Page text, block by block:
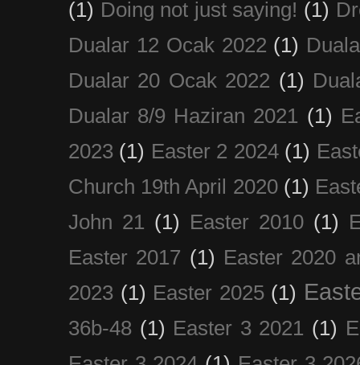
(1) Doing not just saying! (1)
Dualar 12 Ocak 2022 (1)
Dualar 20 Ocak 2022 (1)
Dualar 8/9 Haziran 2021
(1)
2023 (1) Easter 2 2024 (1)
Church 19th April 2020 (1)
John 21
(1) Easter 2010 (1)
Easter 2017 (1) Easter 2020
2023 (1) Easter 2025 (1)
36b-48 (1) Easter 3 2021 (1)